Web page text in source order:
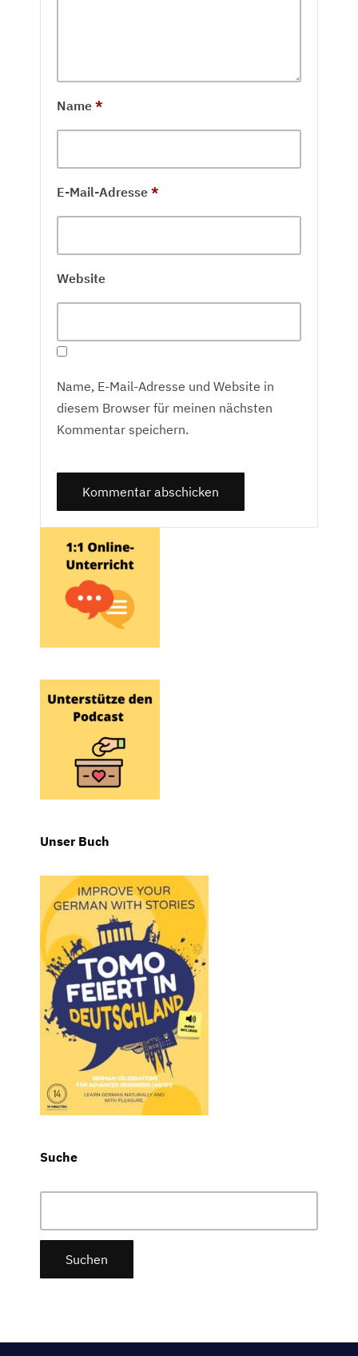
Name *
E-Mail-Adresse *
Website
Name, E-Mail-Adresse und Website in
diesem Browser für meinen nächsten
Kommentar speichern.
Unser Buch
Suche